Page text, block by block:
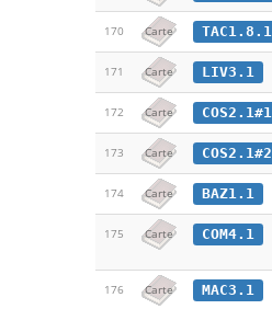
170 Carte TAC1.8.1
171 Carte LIV3.1
172 Carte COS2.1#1
173 Carte COS2.1#2
174 Carte BAZ1.1
175 Carte COM4.1
176 Carte MAC3.1